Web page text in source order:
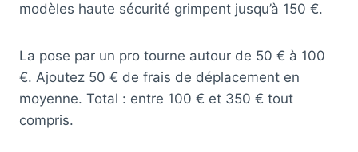
modèles haute sécurité grimpent jusqu’à 150 €.
La pose par un pro tourne autour de 50 € à 100
€. Ajoutez 50 € de frais de déplacement en
moyenne. Total : entre 100 € et 350 € tout
compris.